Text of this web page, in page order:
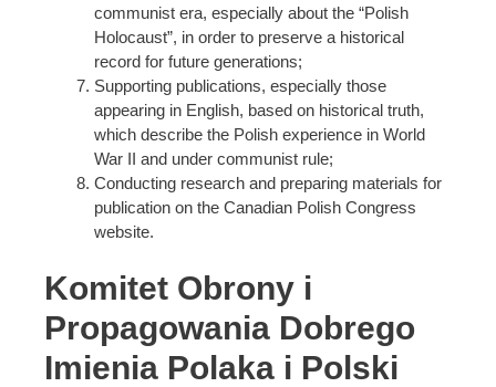
communist era, especially about the “Polish
Holocaust”, in order to preserve a historical
record for future generations;
Supporting publications, especially those
appearing in English, based on historical truth,
which describe the Polish experience in World
War II and under communist rule;
Conducting research and preparing materials for
publication on the Canadian Polish Congress
website.
Komitet Obrony i
Propagowania Dobrego
Imienia Polaka i Polski